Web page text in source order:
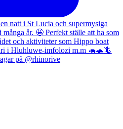
på @rhinorive